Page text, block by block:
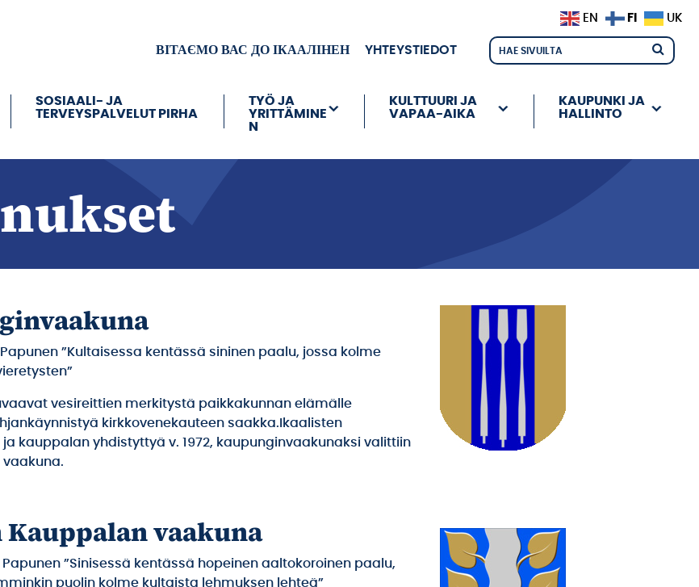
ВІТАЄМО ВАС ДО ІКААЛІНЕН YHTEYSTIEDOT
SOSIAALI- JA
TERVEYSPALVELUT PIRHA
TYÖ JA
YRITTÄMINE
N
KULTTUURI JA
VAPAA-AIKA
KAUPUNKI JA
HALLINTO
Papunen ”Kultaisessa kentässä sininen paalu, jossa kolme
vesireittien merkitystä paikkakunnan elämälle
kirkkovenekauteen saakka.Ikaalisten
kauppalan yhdistyttyä v. 1972, kaupunginvaakunaksi valittiin
Kauppalan vaakuna
Papunen ”Sinisessä kentässä hopeinen aaltokoroinen paalu,
puolin kolme kultaista lehmuksen lehteä”
EN FI UK